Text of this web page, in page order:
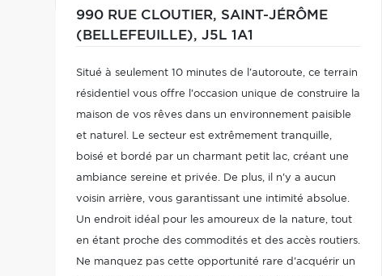
990 RUE CLOUTIER, SAINT-JÉRÔME
(BELLEFEUILLE), J5L 1A1
Situé à seulement 10 minutes de l'autoroute, ce terrain
résidentiel vous offre l'occasion unique de construire la
maison de vos rêves dans un environnement paisible
et naturel. Le secteur est extrêmement tranquille,
boisé et bordé par un charmant petit lac, créant une
ambiance sereine et privée. De plus, il n'y a aucun
voisin arrière, vous garantissant une intimité absolue.
Un endroit idéal pour les amoureux de la nature, tout
en étant proche des commodités et des accès routiers.
Ne manquez pas cette opportunité rare d'acquérir un